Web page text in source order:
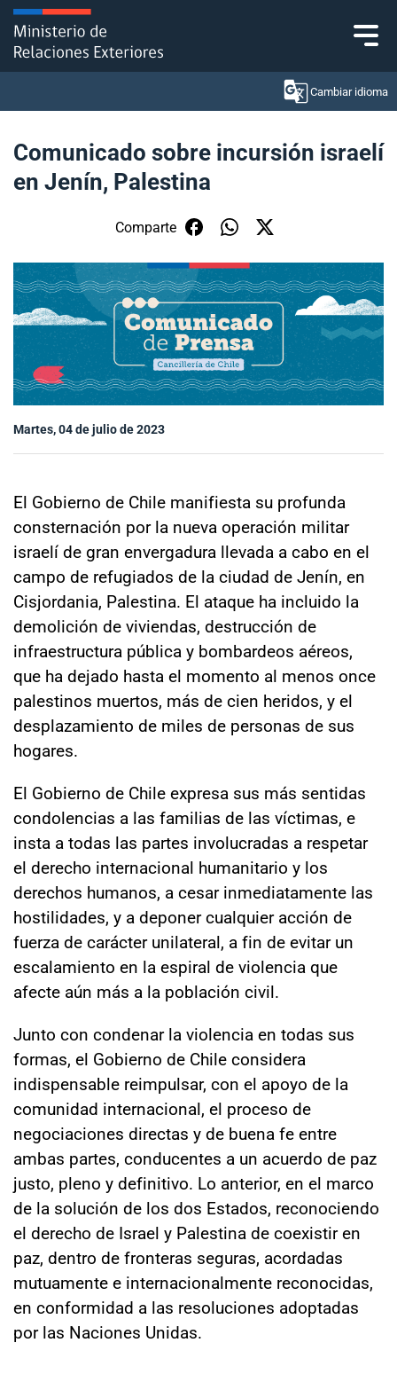
Click acá para ir directamente al contenido
Cambiar idioma
Ministerio
Política Exterior
Embajadas y consulados
Servicios ciudadanos
Subsecretaría de Relaciones Económicas
Internacionales
Sala de prensa
modo claro
Comunicado sobre incursión israelí
en Jenín, Palestina
Comparte
Martes, 04 de julio de 2023
El Gobierno de Chile manifiesta su profunda
consternación por la nueva operación militar
israelí de gran envergadura llevada a cabo en el
campo de refugiados de la ciudad de Jenín, en
Cisjordania, Palestina. El ataque ha incluido la
demolición de viviendas, destrucción de
infraestructura pública y bombardeos aéreos,
que ha dejado hasta el momento al menos once
palestinos muertos, más de cien heridos, y el
desplazamiento de miles de personas de sus
hogares.
El Gobierno de Chile expresa sus más sentidas
condolencias a las familias de las víctimas, e
insta a todas las partes involucradas a respetar
el derecho internacional humanitario y los
derechos humanos, a cesar inmediatamente las
hostilidades, y a deponer cualquier acción de
fuerza de carácter unilateral, a fin de evitar un
escalamiento en la espiral de violencia que
afecte aún más a la población civil.
Junto con condenar la violencia en todas sus
formas, el Gobierno de Chile considera
indispensable reimpulsar, con el apoyo de la
comunidad internacional, el proceso de
negociaciones directas y de buena fe entre
ambas partes, conducentes a un acuerdo de paz
justo, pleno y definitivo. Lo anterior, en el marco
de la solución de los dos Estados, reconociendo
el derecho de Israel y Palestina de coexistir en
paz, dentro de fronteras seguras, acordadas
mutuamente e internacionalmente reconocidas,
en conformidad a las resoluciones adoptadas
por las Naciones Unidas.